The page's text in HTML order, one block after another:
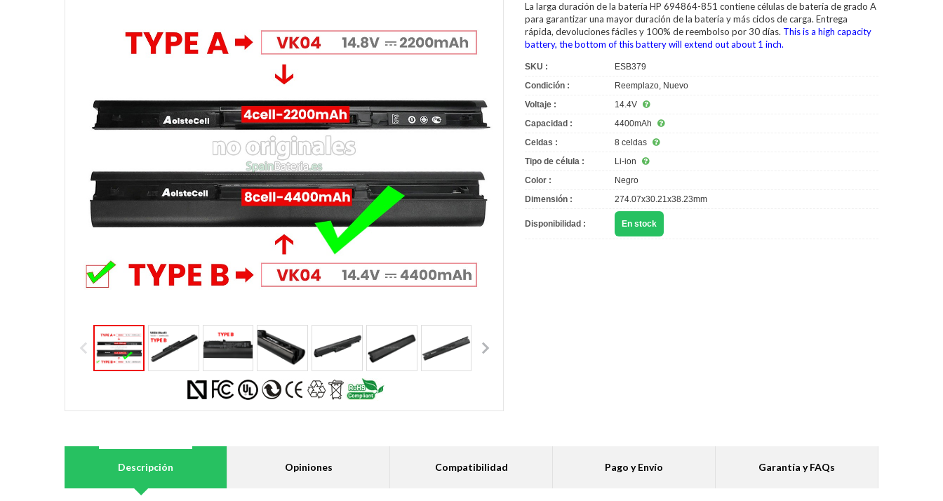
La larga duración de labatería HP 694864-851 contiene células de batería de grado A
para garantizar una mayor duración de la batería y más ciclos de carga. Entrega
rápida, devoluciones fáciles y 100% de reembolso por 30 días. This is a high capacity
battery, the bottom of this battery will extend out about 1 inch.
SKU :
ESB379
Condición :
Reemplazo, Nuevo
Voltaje :
14.4V
Capacidad :
4400mAh
Celdas :
8 celdas
Tipo de célula :
Li-ion
Color :
Negro
Dimensión :
274.07x30.21x38.23mm
Disponibilidad : En stock
Descripción Opiniones Compatibilidad Pago y Envío Garantía y FAQs